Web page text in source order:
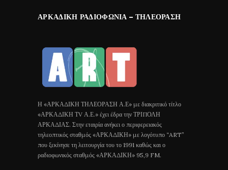
ΑΡΚΑΔΙΚΉ ΡΑΔΙΟΦΩΝΊΑ – ΤΗΛΕΌΡΑΣΗ
Η «ΑΡΚΑΔΙΚΗ ΤΗΛΕΟΡΑΣΗ Α.Ε» με διακριτικό τίτλο
«ΑΡΚΑΔΙΚΗ ΤV Α.Ε.» έχει έδρα την ΤΡΙΠΟΛΗ
ΑΡΚΑΔΙΑΣ. Στην εταιρία ανήκει ο περιφερειακός
τηλεοπτικός σταθμός «ΑΡΚΑΔΙΚΗ» με λογότυπο “ART”
που ξεκίνησε τη λειτουργία του το 1991 καθώς και ο
ραδιοφωνικός σταθμός «ΑΡΚΑΔΙΚΗ» 95,9 FM.